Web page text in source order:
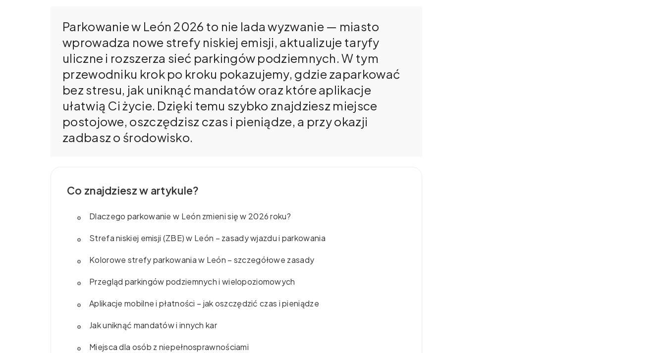
Parkowanie w León 2026 to nie lada wyzwanie — miasto
wprowadza nowe strefy niskiej emisji, aktualizuje taryfy
uliczne i rozszerza sieć parkingów podziemnych. W tym
przewodniku krok po kroku pokazujemy, gdzie zaparkować
bez stresu, jak uniknąć mandatów oraz które aplikacje
ułatwią Ci życie. Dzięki temu szybko znajdziesz miejsce
postojowe, oszczędzisz czas i pieniądze, a przy okazji
zadbasz o środowisko.
Co znajdziesz w artykule?
Dlaczego parkowanie w León zmieni się w 2026 roku?
Strefa niskiej emisji (ZBE) w León – zasady wjazdu i parkowania
Kolorowe strefy parkowania w León – szczegółowe zasady
Przegląd parkingów podziemnych i wielopoziomowych
Aplikacje mobilne i płatności – jak oszczędzić czas i pieniądze
Jak uniknąć mandatów i innych kar
Miejsca dla osób z niepełnosprawnościami